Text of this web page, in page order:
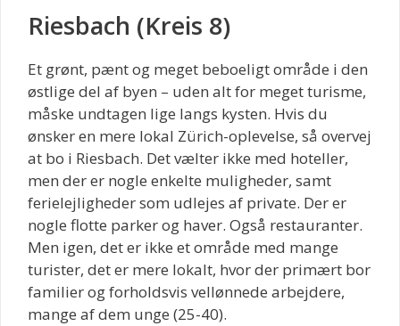
Riesbach (Kreis 8)
Et grønt, pænt og meget beboeligt område i den
østlige del af byen – uden alt for meget turisme,
måske undtagen lige langs kysten. Hvis du
ønsker en mere lokal Zürich-oplevelse, så overvej
at bo i Riesbach. Det vælter ikke med hoteller,
men der er nogle enkelte muligheder, samt
ferielejligheder som udlejes af private. Der er
nogle flotte parker og haver. Også restauranter.
Men igen, det er ikke et område med mange
turister, det er mere lokalt, hvor der primært bor
familier og forholdsvis vellønnede arbejdere,
mange af dem unge (25-40).